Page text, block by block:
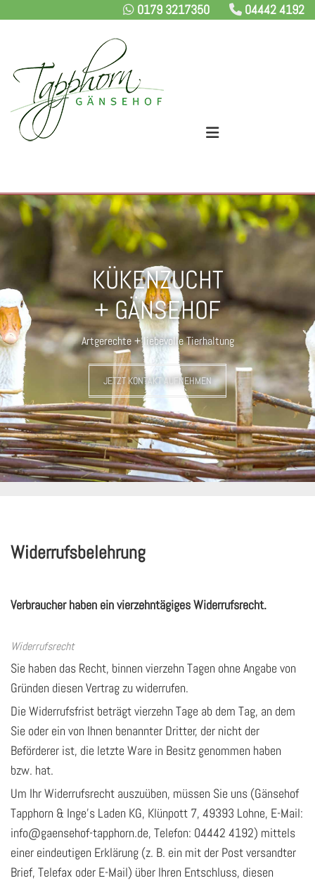
 0179 3217350  04442 4192
KÜKENZUCHT
+ GÄNSEHOF
Artgerechte + liebevolle Tierhaltung
JETZT KONTAKT AUFNEHMEN
Widerrufsbelehrung
Verbraucher haben ein vierzehntägiges Widerrufsrecht.
Widerrufsrecht
Sie haben das Recht, binnen vierzehn Tagen ohne Angabe von
Gründen diesen Vertrag zu widerrufen.
Die Widerrufsfrist beträgt vierzehn Tage ab dem Tag, an dem
Sie oder ein von Ihnen benannter Dritter, der nicht der
Beförderer ist, die letzte Ware in Besitz genommen haben
bzw. hat.
Um Ihr Widerrufsrecht auszuüben, müssen Sie uns (Gänsehof
Tapphorn & Inge's Laden KG, Klünpott 7, 49393 Lohne, E-Mail:
info@gaensehof-tapphorn.de, Telefon: 04442 4192) mittels
einer eindeutigen Erklärung (z. B. ein mit der Post versandter
Brief, Telefax oder E-Mail) über Ihren Entschluss, diesen